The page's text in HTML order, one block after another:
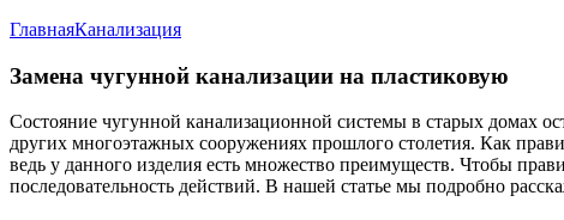
ГлавнаяКанализация
Замена чугунной канализации на пластиковую
Состояние чугунной канализационной системы в старых домах
других многоэтажных сооружениях прошлого столетия. Как
ведь у данного изделия есть множество преимуществ. Чтобы
последовательность действий. В нашей статье мы подробно